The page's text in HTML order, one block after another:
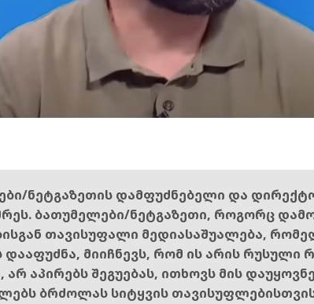
ნეტგაზეთის დამფუძნებელი და
ბათუმელები/ნეტგაზეთი, როგორც
თავისუფალი მედიასაშუალება,
დააფუძნა, მიიჩნევს, რომ ის არის რუსული
არ აპირებს შეგუებას, ითხოვს მის
ბრძოლას სიტყვის